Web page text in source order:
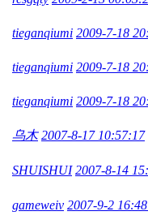
tieganqiumi 2009-7-18
tieganqiumi 2009-7-18
tieganqiumi 2009-7-18
乌木 2007-8-17 10:57:17
SHUISHUI 2007-8-14
gameweiv 2007-9-2